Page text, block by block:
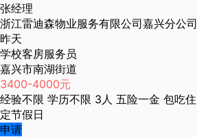
张经理
浙江雷迪森物业服务有限公司嘉兴分公司
昨天
学校客房服务员
嘉兴市南湖街道
3400-4000元
经验不限 学历不限 3人 五险一金 包吃住
定节假日
申请